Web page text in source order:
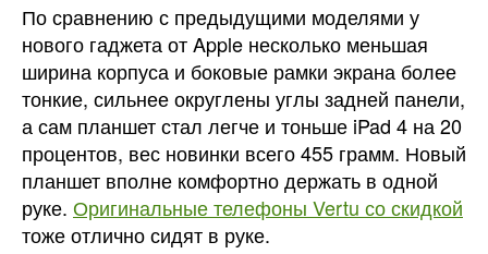
По сравнению с предыдущими моделями у
нового гаджета от Apple несколько меньшая
ширина корпуса и боковые рамки экрана более
тонкие, сильнее округлены углы задней панели,
а сам планшет стал легче и тоньше iPad 4 на 20
процентов, вес новинки всего 455 грамм. Новый
планшет вполне комфортно держать в одной
руке. Оригинальные телефоны Vertu со скидкой
тоже отлично сидят в руке.